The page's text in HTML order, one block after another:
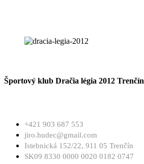
Športový klub Dračia légia 2012 Trenčín
+421 903 687 553
jiro.hudec@gmail.com
Istebnická 152/22, 911 05 Trenčín
SK09 8330 0000 0020 0182 0747